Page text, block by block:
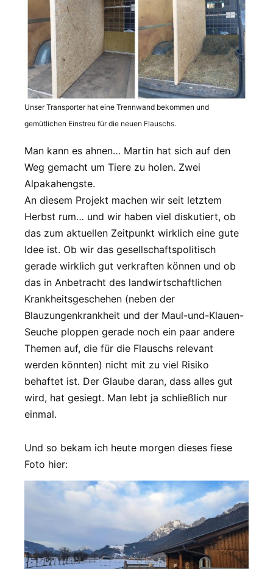
Unser Transporter hat eine Trennwand bekommen und
gemütlichen Einstreu für die neuen Flauschs.
Man kann es ahnen… Martin hat sich auf den
Weg gemacht um Tiere zu holen. Zwei
Alpakahengste.
An diesem Projekt machen wir seit letztem
Herbst rum… und wir haben viel diskutiert, ob
das zum aktuellen Zeitpunkt wirklich eine gute
Idee ist. Ob wir das gesellschaftspolitisch
gerade wirklich gut verkraften können und ob
das in Anbetracht des landwirtschaftlichen
Krankheitsgeschehen (neben der
Blauzungenkrankheit und der Maul-und-Klauen-
Seuche ploppen gerade noch ein paar andere
Themen auf, die für die Flauschs relevant
werden könnten) nicht mit zu viel Risiko
behaftet ist. Der Glaube daran, dass alles gut
wird, hat gesiegt. Man lebt ja schließlich nur
einmal.
Und so bekam ich heute morgen dieses fiese
Foto hier: